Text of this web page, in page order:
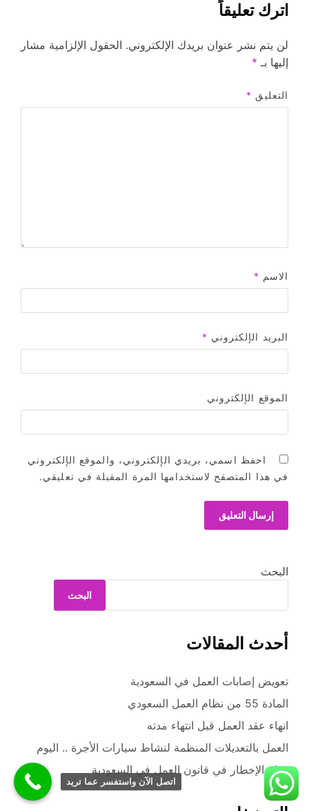
اترك تعليقاً
لن يتم نشر عنوان بريدك الإلكتروني. الحقول الإلزامية مشار
إليها بـ *
التعليق *
الاسم *
البريد الإلكتروني *
الموقع الإلكتروني
احفظ اسمي، بريدي الإلكتروني، والموقع الإلكتروني
في هذا المتصفح لاستخدامها المرة المقبلة في تعليقي.
البحث
البحث
أحدث المقالات
تعويض إصابات العمل في السعودية
المادة 55 من نظام العمل السعودي
انهاء عقد العمل قبل انتهاء مدته
العمل بالتعديلات المنظمة لنشاط سيارات الأجرة .. اليوم
مهلة الإخطار في قانون العمل في السعودية
اتصل الآن واستفسر عما تريد